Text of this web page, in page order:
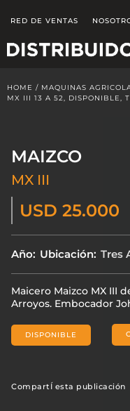
content
RED DE VENTAS
HOME / MAQUINAS
MX III 13 A 52, DISPONIBLE,
MAIZCO
MX III
USD 25.000
Año: Ubicación: Tres
Maicero Maizco MX III
Arroyos. Embocador
DISPONIBLE
CompartÍ esta publicación